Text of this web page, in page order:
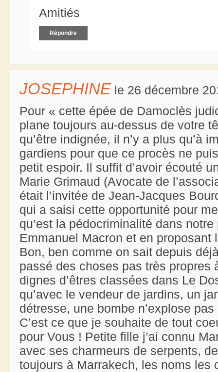
Amitiés
Répondre
JOSEPHINE le 26 décembre
Pour « cette épée de Damoclès
plane toujours au-dessus de votre
qu’être indignée, il n’y a plus qu’à
gardiens pour que ce procès ne
petit espoir. Il suffit d’avoir écouté
Marie Grimaud (Avocate de
était l’invitée de Jean-Jacques
qui a saisi cette opportunité pour
qu’est la pédocriminalité dans
Emmanuel Macron et en
Bon, ben comme on sait depuis
passé des choses pas très propres
dignes d’êtres classées dans Le
qu’avec le vendeur de jardins, un
détresse, une bombe n’explose
C’est ce que je souhaite de tout
pour Vous ! Petite fille j’ai connu
avec ses charmeurs de serpents,
toujours à Marrakech, les noms les